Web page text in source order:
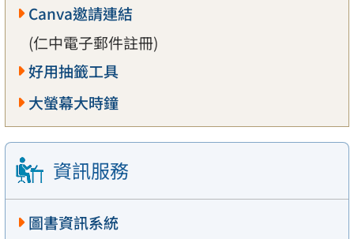
Canva邀請連結
(仁中電子郵件註冊)
好用抽籤工具
大螢幕大時鐘
資訊服務
圖書資訊系統